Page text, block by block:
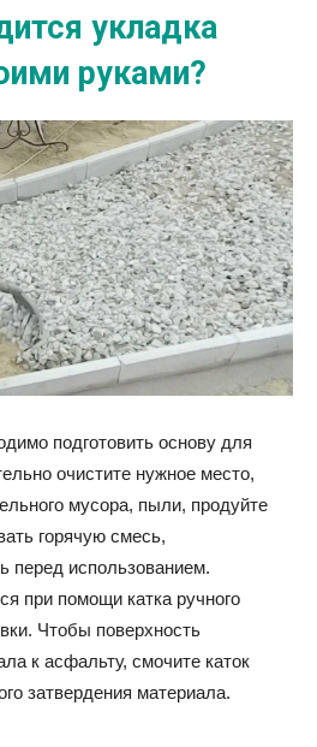
укладка
руками?
подготовить основу для
очистите нужное место,
мусора, пыли, продуйте
горячую смесь,
перед использованием.
при помощи катка ручного
Чтобы поверхность
к асфальту, смочите каток
затвердения материала.